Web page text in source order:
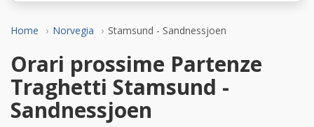
Home Norvegia Stamsund - Sandnessjoen
Orari prossime Partenze
Traghetti Stamsund -
Sandnessjoen